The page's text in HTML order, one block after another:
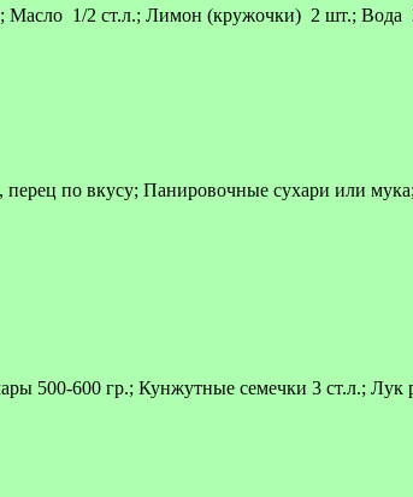
1/2 ст.л.; Лимон (кружочки) 2 шт.; Вода
по вкусу; Панировочные сухари или
500-600 гр.; Кунжутные семечки 3 ст.л.; Лук